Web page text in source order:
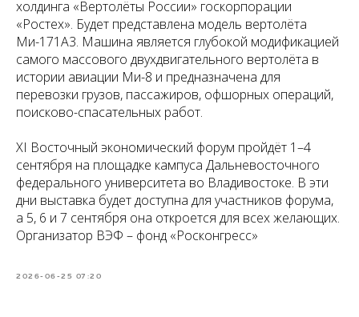
холдинга «Вертолёты России» госкорпорации
«Ростех». Будет представлена модель вертолёта
Ми-171А3. Машина является глубокой модификацией
самого массового двухдвигательного вертолёта в
истории авиации Ми-8 и предназначена для
перевозки грузов, пассажиров, офшорных операций,
поисково-спасательных работ.
XI Восточный экономический форум пройдёт 1–4
сентября на площадке кампуса Дальневосточного
федерального университета во Владивостоке. В эти
дни выставка будет доступна для участников форума,
а 5, 6 и 7 сентября она откроется для всех желающих.
Организатор ВЭФ – фонд «Росконгресс»
2026-06-25 07:20